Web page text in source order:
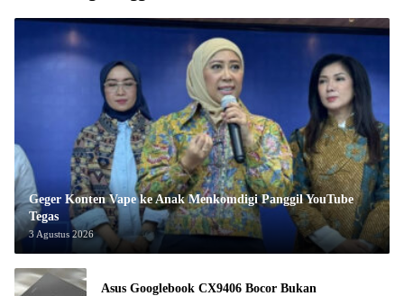
Geger Konten Vape ke Anak Menkomdigi Panggil YouTube
Tegas
3 Agustus 2026
Asus Googlebook CX9406 Bocor Bukan